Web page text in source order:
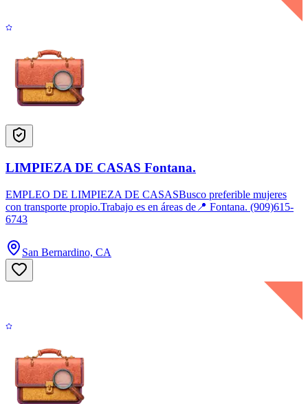
LIMPIEZA DE CASAS Fontana.
EMPLEO DE LIMPIEZA DE CASASBusco preferible mujeres
con transporte propio.Trabajo es en áreas de📍 Fontana. (909)615-
6743
San Bernardino, CA